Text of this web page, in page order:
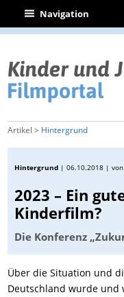
| Navigation
Artikel > Hintergrund
Hintergrund |06.10.2018 |
2023 – Ein
Kinderfilm?
Die Konferenz
Über die Situation und
Deutschland wurde